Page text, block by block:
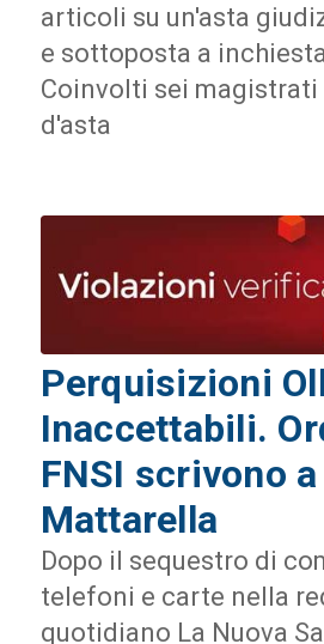
articoli su un'asta
e sottoposta a
Coinvolti sei magistrati
d'asta
Perquisizioni
Inaccettabili.
FNSI scrivono a
Mattarella
Dopo il sequestro di
telefoni e carte nella
quotidiano La Nuova